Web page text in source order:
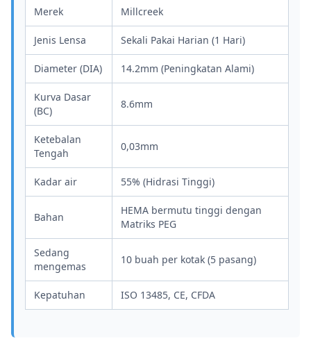
Merek Millcreek
Jenis Lensa Sekali Pakai Harian (1 Hari)
Diameter (DIA) 14.2mm (Peningkatan Alami)
Kurva Dasar
(BC)
8.6mm
Ketebalan
Tengah
0,03mm
Kadar air 55% (Hidrasi Tinggi)
Bahan
HEMA bermutu tinggi dengan
Matriks PEG
Sedang
mengemas
10 buah per kotak (5 pasang)
Kepatuhan ISO 13485, CE, CFDA